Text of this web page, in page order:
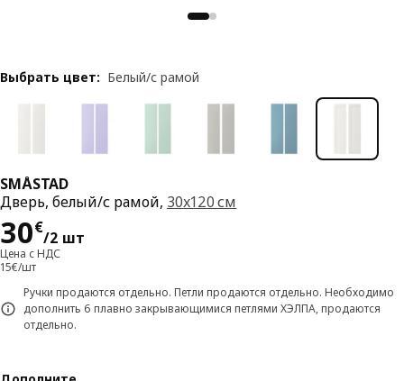
SMÅSTAD
Дверь, белый/с рамой, 30x120 см
30€
/2 шт
Цена 30€/2 шт
Цена с НДС
15€/шт
Ручки продаются отдельно. Петли продаются отдельно. Необходимо
дополнить 6 плавно закрывающимися петлями ХЭЛПА, продаются
отдельно.
Выбрать цвет: Белый/с рамой